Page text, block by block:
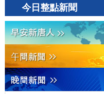
今日整點新聞